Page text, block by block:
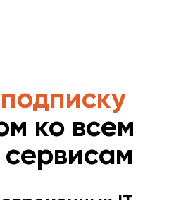
ко всем